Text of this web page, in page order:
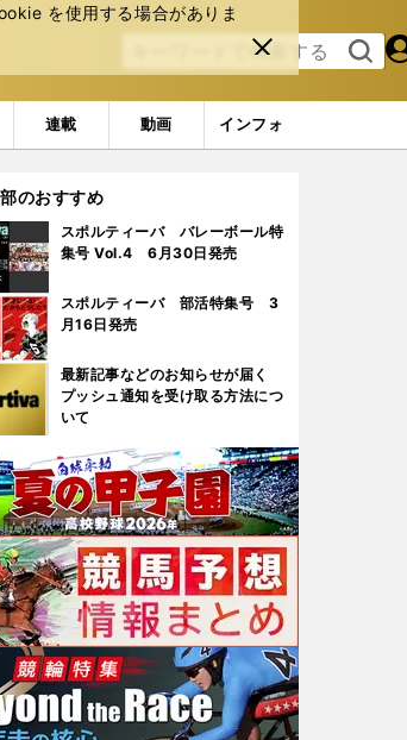
を使⽤する場合がありま
閉じ
る
検索
る
マイペ
ジ
連載 動画 インフォ
ボードに刻んだ悔しさと拾い続けた運
のおすすめ
スポルティーバ バレーボール特
集号 Vol.4 6月30日発売
スポルティーバ 部活特集号 3
月16日発売
最新記事などのお知らせが届く
プッシュ通知を受け取る方法につ
いて